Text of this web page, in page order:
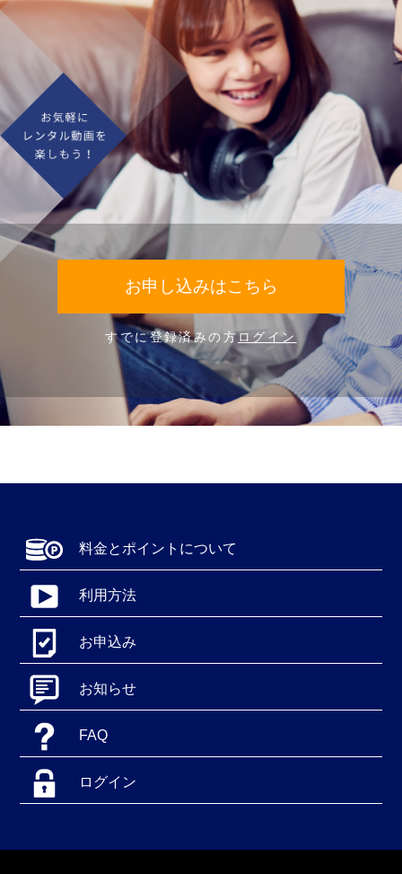
お申し込みはこちら
すでに登録済みの方ログイン
料金とポイントについて
利用方法
お申込み
お知らせ
FAQ
ログイン